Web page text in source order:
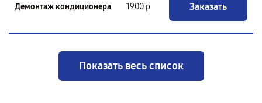
Демонтаж кондиционера 1900 р Заказать
Показать весь список